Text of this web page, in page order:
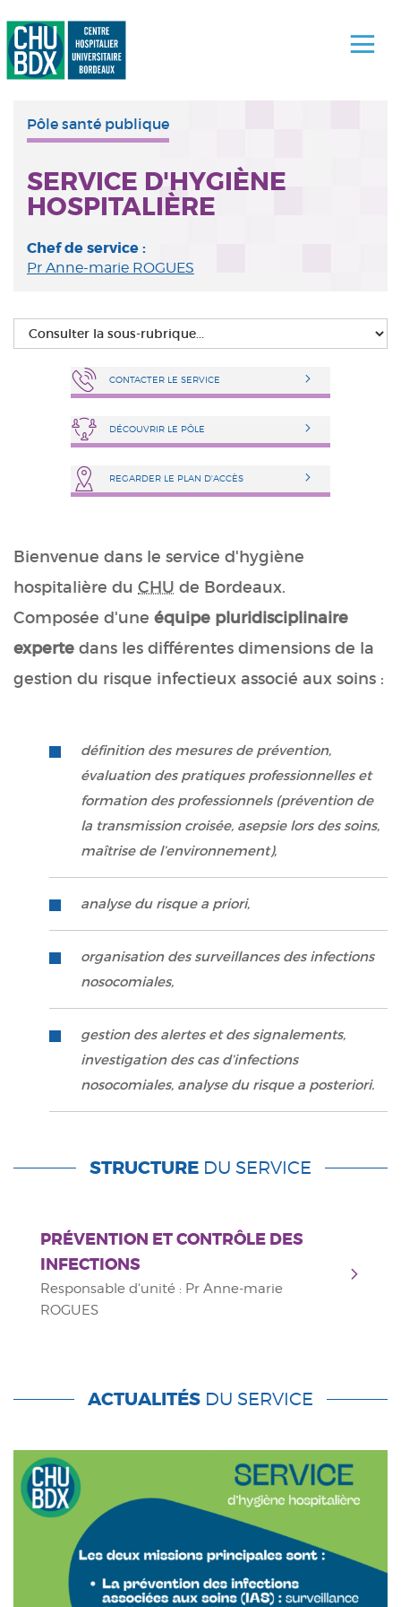
Pôle santé publique
SERVICE D'HYGIÈNE
HOSPITALIÈRE
Chef de service :
Pr Anne-marie ROGUES
CONTACTER LE SERVICE
DÉCOUVRIR LE PÔLE
REGARDER LE PLAN D'ACCÈS
Bienvenue dans le service d'hygiène
hospitalière du CHU de Bordeaux.
Composée d'une équipe pluridisciplinaire
experte dans les différentes dimensions de la
gestion du risque infectieux associé aux soins :
définition des mesures de prévention,
évaluation des pratiques professionnelles et
formation des professionnels (prévention de
la transmission croisée, asepsie lors des soins,
maîtrise de l’environnement),
analyse du risque a priori,
organisation des surveillances des infections
nosocomiales,
gestion des alertes et des signalements,
investigation des cas d’infections
nosocomiales, analyse du risque a posteriori.
STRUCTURE DU SERVICE
PRÉVENTION ET CONTRÔLE DES
INFECTIONS
Responsable d'unité : Pr Anne-marie
ROGUES
ACTUALITÉS DU SERVICE